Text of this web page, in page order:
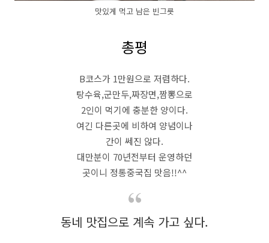
맛있게 먹고 남은 빈그릇
총평
B코스가 1만원으로 저렴하다.
탕수육,군만두,짜장면,짬뽕으로
2인이 먹기에 충분한 양이다.
여긴 다른곳에 비하여 양념이나
간이 쎄진 않다.
대만분이 70년전부터 운영하던
곳이니 정통중국집 맛음!!^^
동네 맛집으로 계속 가고 싶다.